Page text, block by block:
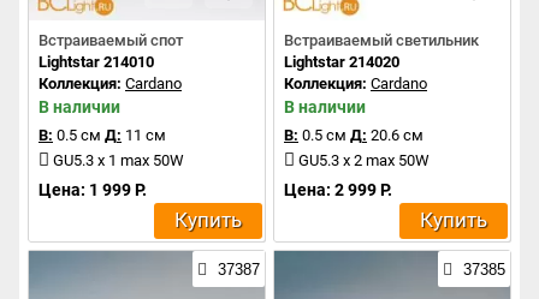
Встраиваемый спот
Lightstar 214010
Коллекция: Cardano
В наличии
В: 0.5 см Д: 11 см
GU5.3 x 1 max 50W
Цена: 1 999 Р.
Купить
Встраиваемый светильник
Lightstar 214020
Коллекция: Cardano
В наличии
В: 0.5 см Д: 20.6 см
GU5.3 x 2 max 50W
Цена: 2 999 Р.
Купить
37387 37385